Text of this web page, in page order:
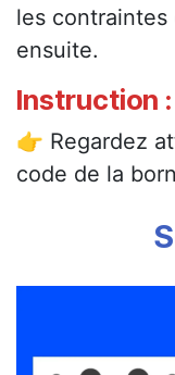
les
ensuite.
Instruction :
👉 Regardez
code de la